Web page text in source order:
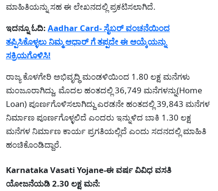
ಮಾಹಿತಿಯನ್ನು ಸಹ ಈ ಲೇಖನದಲ್ಲಿ ಪ್ರಕಟಿಸಲಾಗಿದೆ.
ಇದನ್ನೂ ಓದಿ: Aadhar Card- ಸೈಬರ್ ವಂಚನೆಯಿಂದ
ತಪ್ಪಿಸಿಕೊಳ್ಳಲು ನಿಮ್ಮ ಆಧಾರ್ ಗೆ ತಪ್ಪದೇ ಈ ಆಯ್ಕೆಯನ್ನು
ಸಕ್ರಿಯಗೊಳಿಸಿ!
ರಾಜ್ಯ ಕೊಳಗೇರಿ ಅಭಿವೃದ್ಧಿ ಮಂಡಳಿಯಿಂದ 1.80 ಲಕ್ಷ ಮನೆಗಳು
ಮಂಜೂರಾಗಿದ್ದು, ಮೊದಲ ಹಂತದಲ್ಲಿ 36,749 ಮನೆಗಳನ್ನು(Home
Loan) ಪೂರ್ಣಗೊಳಿಸಲಾಗಿದ್ದು ಎರಡನೇ ಹಂತದಲ್ಲಿ 39,843 ಮನೆಗಳ
ನಿರ್ಮಾಣ ಪೂರ್ಣಗೊಳ್ಳಲಿದೆ ಎಂದರು ಇನ್ನುಳಿದ ಬಾಕಿ 1.30 ಲಕ್ಷ
ಮನೆಗಳ ನಿರ್ಮಾಣ ಕಾರ್ಯ ಪ್ರಗತಿಯಲ್ಲಿದೆ ಎಂದು ಸದನದಲ್ಲಿ ಮಾಹಿತಿ
ಹಂಚಿಕೊಂಡಿದ್ದಾರೆ.
Karnataka Vasati Yojane-ಈ ವರ್ಷ ವಿವಿಧ ವಸತಿ
ಯೋಜನೆಯಡಿ 2.30 ಲಕ್ಷ ಮನೆ: